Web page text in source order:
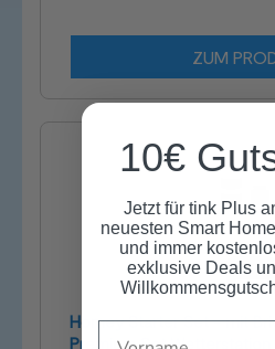
ZUM
Homey Starter Set - mit
Premium Set Wetterstation
10€
Jetzt für tink Plus
neuesten Smart
und immer
exklusive Deals